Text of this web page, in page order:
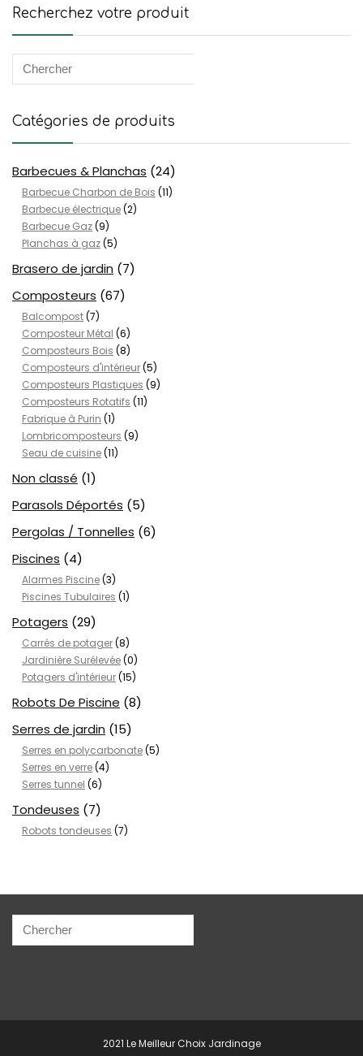
Recherchez votre produit
Catégories de produits
Barbecues & Planchas (24)
Barbecue Charbon de Bois (11)
Barbecue électrique(2)
Barbecue Gaz(9)
Planchas à gaz(5)
Brasero de jardin (7)
Composteurs (67)
Balcompost(7)
Composteur Métal (6)
Composteurs Bois (8)
Composteurs d'intérieur(5)
Composteurs Plastiques (9)
Composteurs Rotatifs (11)
Fabrique à Purin (1)
Lombricomposteurs (9)
Seau de cuisine(11)
Non classé (1)
Parasols Déportés (5)
Pergolas / Tonnelles (6)
Piscines (4)
Alarmes Piscine(3)
Piscines Tubulaires (1)
Potagers (29)
Carrés de potager(8)
Jardinière Surélevée(0)
Potagers d'intérieur(15)
Robots De Piscine (8)
Serres de jardin (15)
Serres en polycarbonate(5)
Serres en verre(4)
Serres tunnel (6)
Tondeuses (7)
Robots tondeuses (7)
2021 Le Meilleur Choix Jardinage